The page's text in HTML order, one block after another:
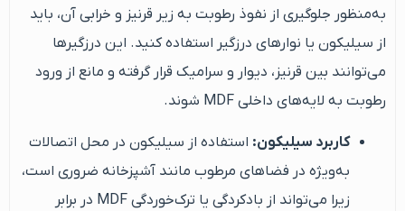
به‌منظور جلوگیری از نفوذ رطوبت به زیر قرنیز و خرابی آن، باید
از سیلیکون یا نوارهای درزگیر استفاده کنید. این درزگیرها
می‌توانند بین قرنیز، دیوار و سرامیک قرار گرفته و مانع از ورود
رطوبت به لایه‌های داخلی MDF شوند.
کاربرد سیلیکون: استفاده از سیلیکون در محل اتصالات
به‌ویژه در فضاهای مرطوب مانند آشپزخانه ضروری است،
زیرا می‌تواند از بادکردگی یا ترک‌خوردگی MDF در برابر